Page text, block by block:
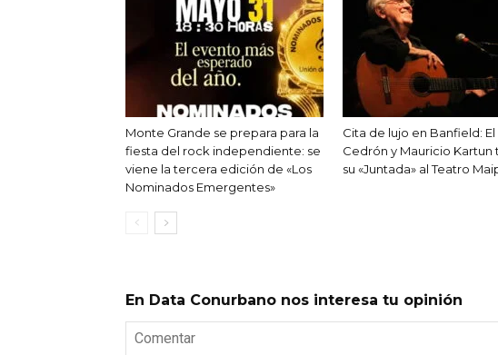
Monte Grande se prepara para la
fiesta del rock independiente: se
viene la tercera edición de «Los
Nominados Emergentes»
Cita de lujo en Banfield: El
Cedrón y Mauricio Kartun
su «Juntada» al Teatro
En Data Conurbano nos interesa tu opinión